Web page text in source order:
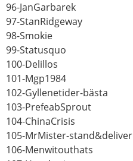
96-JanGarbarek
97-StanRidgeway
98-Smokie
99-Statusquo
100-Delillos
101-Mgp1984
102-Gyllenetider-bästa
103-PrefeabSprout
104-ChinaCrisis
105-MrMister-stand&deliver
106-Menwitouthats